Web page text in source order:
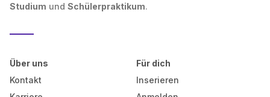
Studium und Schülerpraktikum.
Über uns
Kontakt
Für dich
Inserieren